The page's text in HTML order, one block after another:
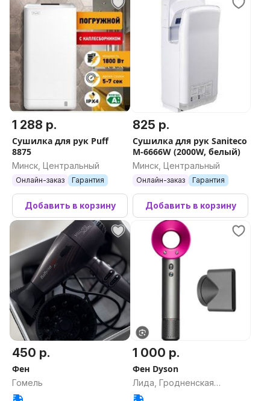
1 288 р.
Сушилка для рук Puff
8875
Минск, Центральный
Онлайн-заказ Гарантия
Добавить в корзину
825 р.
Сушилка для рук Saniteco
M-6666W (2000W, белый)
Минск, Центральный
Онлайн-заказ Гарантия
Добавить в корзину
450 р.
Фен
Гомель
1 000 р.
Фен Dyson
Лида, Гродненская
область